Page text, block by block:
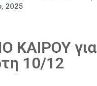
2025
ΚΑΙΡΟΥ για
10/12